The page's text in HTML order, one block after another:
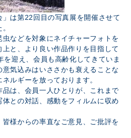
」は第22回目の写真展を開催させて
などを対象にネイチャーフォトを
と、より良い作品作りを目指して
を迎え、会員も高齢化してきていま
気込みはいささかも衰えることな
ルギーを放っております。
は、会員一人ひとりが、これまで
との対話、感動をフィルムに収め
様からの率直なご意見、ご批評を